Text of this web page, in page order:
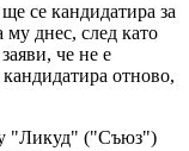
се кандидатира за
му днес, след като
че не е
отново,
"Ликуд" ("Съюз")